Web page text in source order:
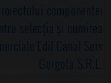
componentei
selecţia şi numirea
Edil Canal Serv
Gorgota S.R.L.